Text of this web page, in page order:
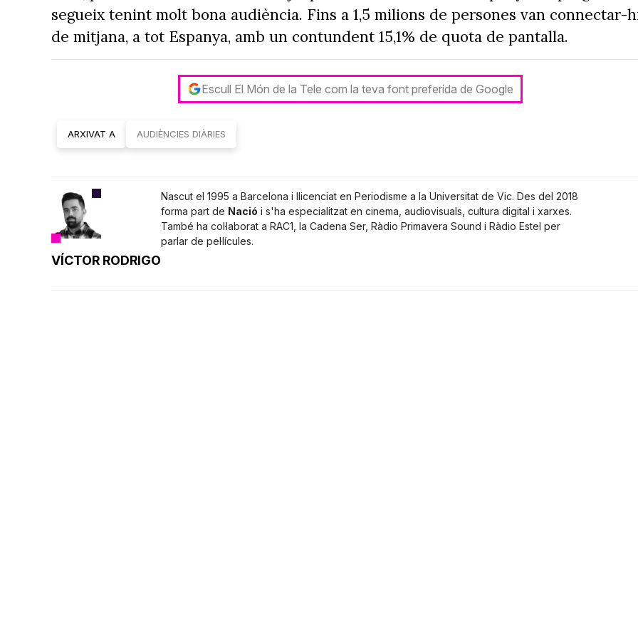
segueix tenint molt bona audiència. Fins a 1,5 milions de persones van connectar-
de mitjana, a tot Espanya, amb un contundent 15,1% de quota de pantalla.
Escull El Món de la Tele com la teva font preferida de Google
ARXIVAT A AUDIÈNCIES DIÀRIES
VÍCTOR RODRIGO
Nascut el 1995 a Barcelona i llicenciat en Periodisme a la Universitat de Vic. Des del 2018
forma part de Nació i s'ha especialitzat en cinema, audiovisuals, cultura digital i xarxes.
També ha col·laborat a RAC1, la Cadena Ser, Ràdio Primavera Sound i Ràdio Estel per
parlar de pel·lícules.